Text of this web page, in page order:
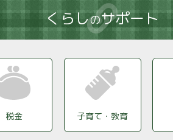
くらしのサポート
税金 子育て・教育